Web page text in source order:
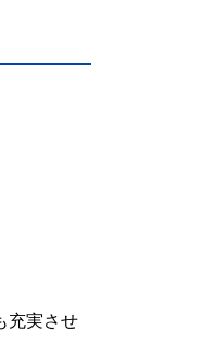
充実させ